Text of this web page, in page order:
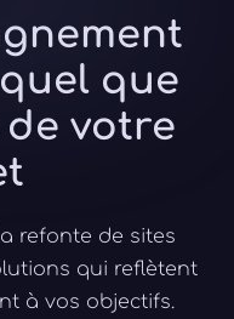
que
votre
refonte de sites
qui reflètent
à vos objectifs.